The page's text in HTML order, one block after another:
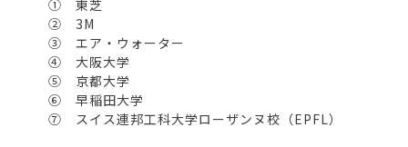
① 東芝
② 3M
③ エア・ウォーター
④ 大阪大学
⑤ 京都大学
⑥ 早稲田大学
⑦ スイス連邦工科大学ローザンヌ校（EPFL）